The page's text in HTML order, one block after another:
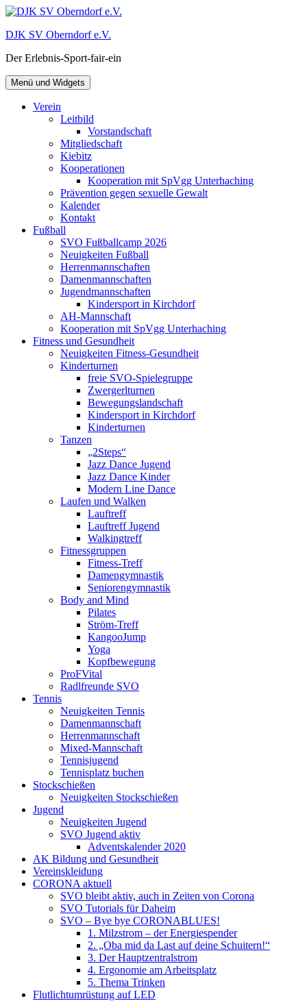
Zum
springen
DJK SV Oberndorf e.V.
Der Erlebnis-Sport-fair-ein
Menü und Widgets
Verein
Leitbild
Vorstandschaft
Mitgliedschaft
Kiebitz
Kooperationen
Kooperation mit SpVgg Unterhaching
Prävention gegen sexuelle Gewalt
Kalender
Kontakt
Fußball
SVO Fußballcamp 2026
Neuigkeiten Fußball
Herrenmannschaften
Damenmannschaften
Jugendmannschaften
Kindersport in Kirchdorf
AH-Mannschaft
Kooperation mit SpVgg Unterhaching
Fitness und Gesundheit
Neuigkeiten Fitness-Gesundheit
Kinderturnen
freie SVO-Spielegruppe
Zwergerlturnen
Bewegungslandschaft
Kindersport in Kirchdorf
Kinderturnen
Tanzen
„2Steps“
Jazz Dance Jugend
Jazz Dance Kinder
Modern Line Dance
Laufen und Walken
Lauftreff
Lauftreff Jugend
Walkingtreff
Fitnessgruppen
Fitness-Treff
Damengymnastik
Seniorengymnastik
Body and Mind
Pilates
Ström-Treff
KangooJump
Yoga
Kopfbewegung
ProFVital
Radlfreunde SVO
Tennis
Neuigkeiten Tennis
Damenmannschaft
Herrenmannschaft
Mixed-Mannschaft
Tennisjugend
Tennisplatz buchen
Stockschießen
Neuigkeiten Stockschießen
Jugend
Neuigkeiten Jugend
SVO Jugend aktiv
Adventskalender 2020
AK Bildung und Gesundheit
Vereinskleidung
CORONA aktuell
SVO bleibt aktiv, auch in Zeiten von Corona
SVO Tutorials für Daheim
SVO – Bye bye CORONABLUES!
1. Milzstrom – der Energiespender
2. „Oba mid da Last auf deine Schuitern!“
3. Der Hauptzentralstrom
4. Ergonomie am Arbeitsplatz
5. Thema Trinken
Flutlichtumrüstung auf LED